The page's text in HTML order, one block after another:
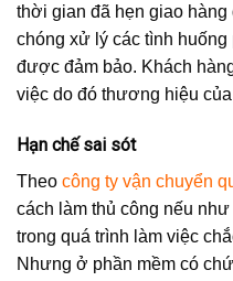
thời gian đã hẹn giao
chóng xử lý các tình
được đảm bảo. Khách
việc do đó thương hiệu
Hạn chế sai sót
Theo công ty vận chuyển
cách làm thủ công nếu
trong quá trình làm việc
Nhưng ở phần mềm có